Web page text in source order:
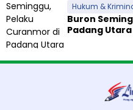
Hukum &
Buron
Padang